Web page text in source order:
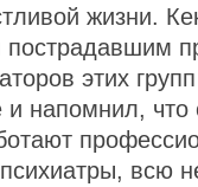
жизни.
пострадавшим
этих
и напомнил, что
всю